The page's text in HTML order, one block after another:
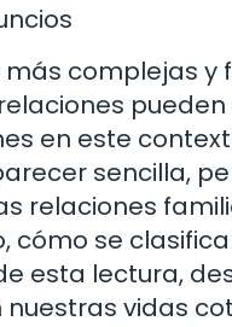
complejas y
en este
sencilla,
relaciones
cómo se
esta lectura,
vidas